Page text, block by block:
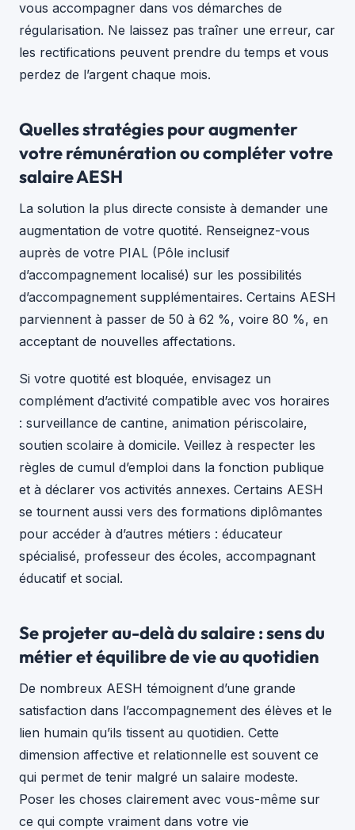
vous accompagner dans vos démarches de
régularisation. Ne laissez pas traîner une erreur, car
les rectifications peuvent prendre du temps et vous
perdez de l’argent chaque mois.
Quelles stratégies pour augmenter
votre rémunération ou compléter votre
salaire AESH
La solution la plus directe consiste à demander une
augmentation de votre quotité. Renseignez-vous
auprès de votre PIAL (Pôle inclusif
d’accompagnement localisé) sur les possibilités
d’accompagnement supplémentaires. Certains AESH
parviennent à passer de 50 à 62 %, voire 80 %, en
acceptant de nouvelles affectations.
Si votre quotité est bloquée, envisagez un
complément d’activité compatible avec vos horaires
: surveillance de cantine, animation périscolaire,
soutien scolaire à domicile. Veillez à respecter les
règles de cumul d’emploi dans la fonction publique
et à déclarer vos activités annexes. Certains AESH
se tournent aussi vers des formations diplômantes
pour accéder à d’autres métiers : éducateur
spécialisé, professeur des écoles, accompagnant
éducatif et social.
Se projeter au-delà du salaire : sens du
métier et équilibre de vie au quotidien
De nombreux AESH témoignent d’une grande
satisfaction dans l’accompagnement des élèves et le
lien humain qu’ils tissent au quotidien. Cette
dimension affective et relationnelle est souvent ce
qui permet de tenir malgré un salaire modeste.
Poser les choses clairement avec vous-même sur
ce qui compte vraiment dans votre vie